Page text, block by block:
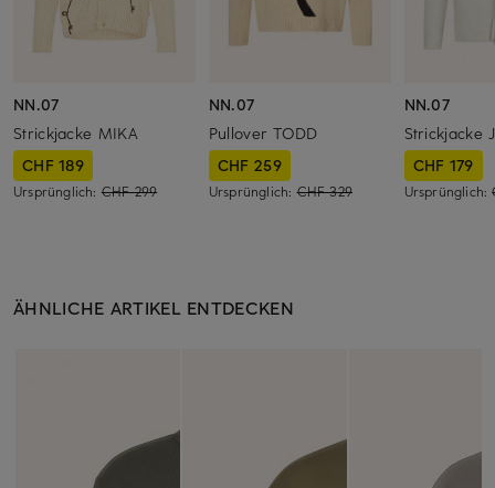
NN.07
Strickjacke MIKA
CHF 189
Ursprünglich: CHF 299
NN.07
Pullover TODD
CHF 259
Ursprünglich:CHF 329
NN.07
Strickjacke
CHF 179
Ursprünglich:
ÄHNLICHE ARTIKEL ENTDECKEN